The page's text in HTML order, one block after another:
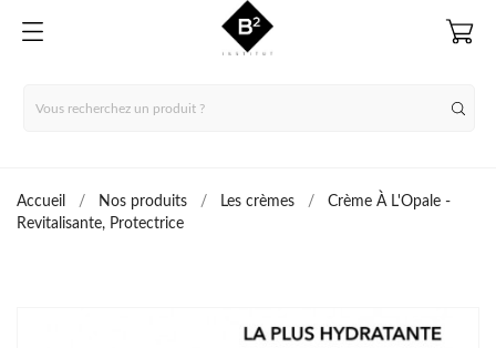
Accueil Nos produits Les crèmes
Crème À L'Opale -
Revitalisante, Protectrice